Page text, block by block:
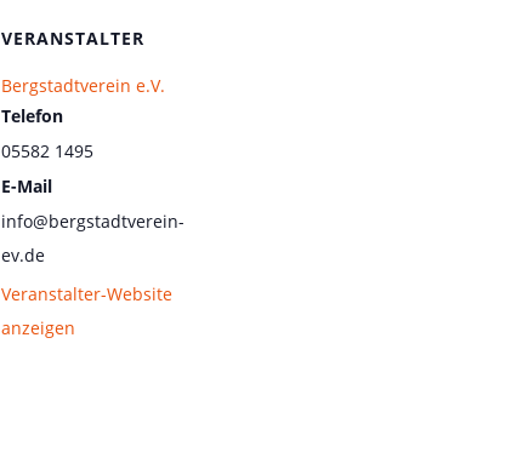
VERANSTALTER
Bergstadtverein e.V.
Telefon
05582 1495
E-Mail
info@bergstadtverein-
ev.de
Veranstalter-Website
anzeigen